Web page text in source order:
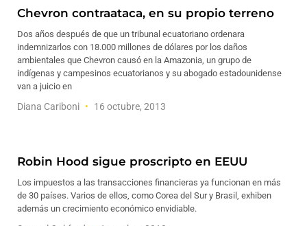
Chevron contraataca, en su propio terreno
Dos años después de que un tribunal ecuatoriano ordenara
indemnizarlos con 18.000 millones de dólares por los daños
ambientales que Chevron causó en la Amazonia, un grupo de
indígenas y campesinos ecuatorianos y su abogado estadounidense
van a juicio en
Diana Cariboni 16 octubre, 2013
Robin Hood sigue proscripto en EEUU
Los impuestos a las transacciones financieras ya funcionan en más
de 30 países. Varios de ellos, como Corea del Sur y Brasil, exhiben
además un crecimiento económico envidiable.